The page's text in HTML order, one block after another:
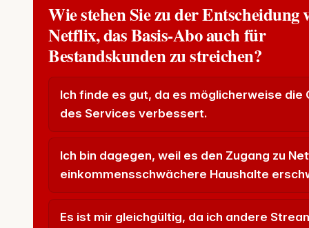
Wie stehen Sie zu der Entscheidung
Netflix, das Basis-Abo auch für
Bestandskunden zu streichen?
Ich finde es gut, da es möglicherweise die
des Services verbessert.
Ich bin dagegen, weil es den Zugang zu
einkommensschwächere Haushalte
Es ist mir gleichgültig, da ich andere